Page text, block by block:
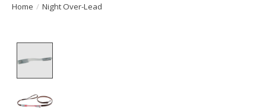
Home / Night Over-Lead